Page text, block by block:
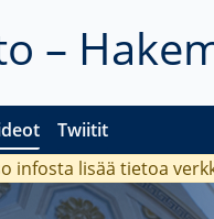
–
Twiitit
infosta lisää tietoa